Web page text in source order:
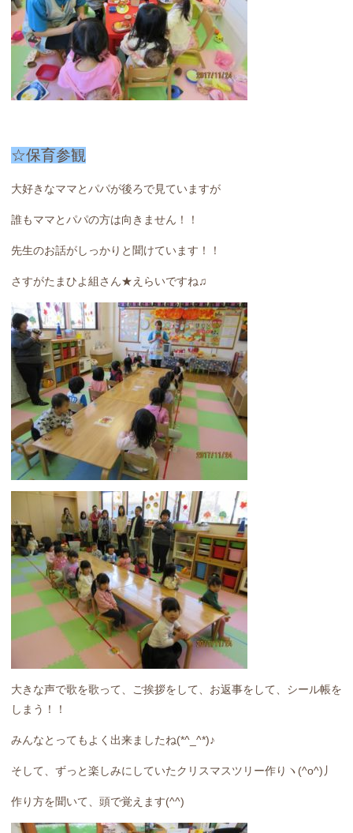
☆保育参観
大好きなママとパパが後ろで見ていますが
誰もママとパパの方は向きません！！
先生のお話がしっかりと聞けています！！
さすがたまひよ組さん★えらいですね♫
大きな声で歌を歌って、ご挨拶をして、お返事をして、シール帳を
しまう！！
みんなとってもよく出来ましたね(*^_^*)♪
そして、ずっと楽しみにしていたクリスマスツリー作りヽ(^o^)丿
作り方を聞いて、頭で覚えます(^^)